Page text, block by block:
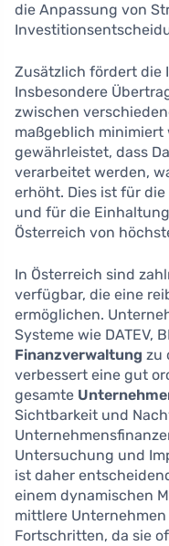
die Anpassung von
Zusätzlich fördert die
Insbesondere
zwischen
maßgeblich minimiert
gewährleistet, dass
verarbeitet werden,
erhöht. Dies ist für
und für die
Österreich von
In Österreich sind
verfügbar, die eine
ermöglichen.
Systeme wie DATEV,
Finanzverwaltung zu
verbessert eine gut
gesamte
Sichtbarkeit und
Untersuchung und
ist daher
einem dynamischen
mittlere
Fortschritten, da sie